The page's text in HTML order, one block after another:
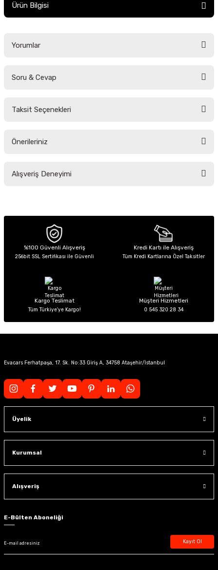
Ürün Bilgisi
Yorumlar
Soru & Cevap
Taksit Seçenekleri
Önerileriniz
yetersiz gördüğünüz noktaları öneri formunu kullanarak tarafımıza
Ürün açıklamasında eksik bilgiler bulunuyor.
Ürün bilgilerinde hatalar bulunuyor.
Ürün fiyatı diğer sitelerden daha pahalı.
Alışveriş Deneyimi
%100 Güvenli Alışveriş
256bit SSL Sertifikası ile Güvenli
Kredi Kartı ile Alışveriş
Tüm Kredi Kartlarına Özel Taksitler
Kargo Teslimat
Tüm Türkiye’ye Kargo!
Müşteri Hizmetleri
0 545 320 28 34
Evacars Ferhatpaşa, 17. Sk. No:33 Giriş A, 34758 Ataşehir/İstanbul
Üyelik
Kurumsal
Alışveriş
E-Bülten Aboneliği
Kayıt Ol